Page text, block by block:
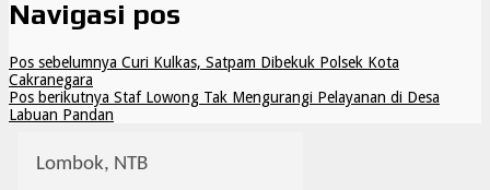
Navigasi pos
Pos sebelumnya Curi Kulkas, Satpam Dibekuk Polsek Kota
Cakranegara
Pos berikutnya Staf Lowong Tak Mengurangi Pelayanan di Desa
Labuan Pandan